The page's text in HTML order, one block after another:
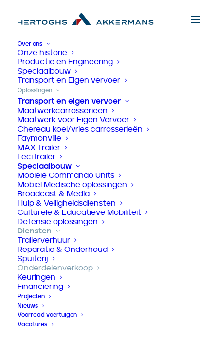
Over ons
Onze historie
Productie en Engineering
Speciaalbouw
Transport en Eigen vervoer
Oplossingen
Transport en eigen vervoer
Maatwerkcarrosserieën
Maatwerk voor Eigen Vervoer
Chereau koel/vries carrosserieën
Faymonville
MAX Trailer
LeciTrailer
Speciaalbouw
Mobiele Commando Units
Mobiel Medische oplossingen
Broadcast & Media
Hulp & Veiligheidsdiensten
Culturele & Educatieve Mobiliteit
Defensie oplossingen
Diensten
Trailerverhuur
Reparatie & Onderhoud
Spuiterij
Onderdelenverkoop
Keuringen
Financiering
Projecten
Nieuws
Voorraad voertuigen
Vacatures
Home>Diensten
Onderdelenservice
waar kwaliteit
voorop staat
Originele onderdelen,
snelle service
Bij Hertoghs Akkermans draait alles om kwaliteit
én continuïteit. Als importeur leveren wij